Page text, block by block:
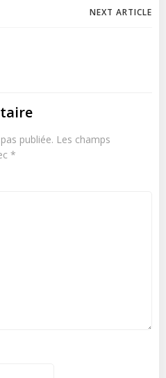
Navigation
NEXT ARTICLE
publiée. Les champs
*